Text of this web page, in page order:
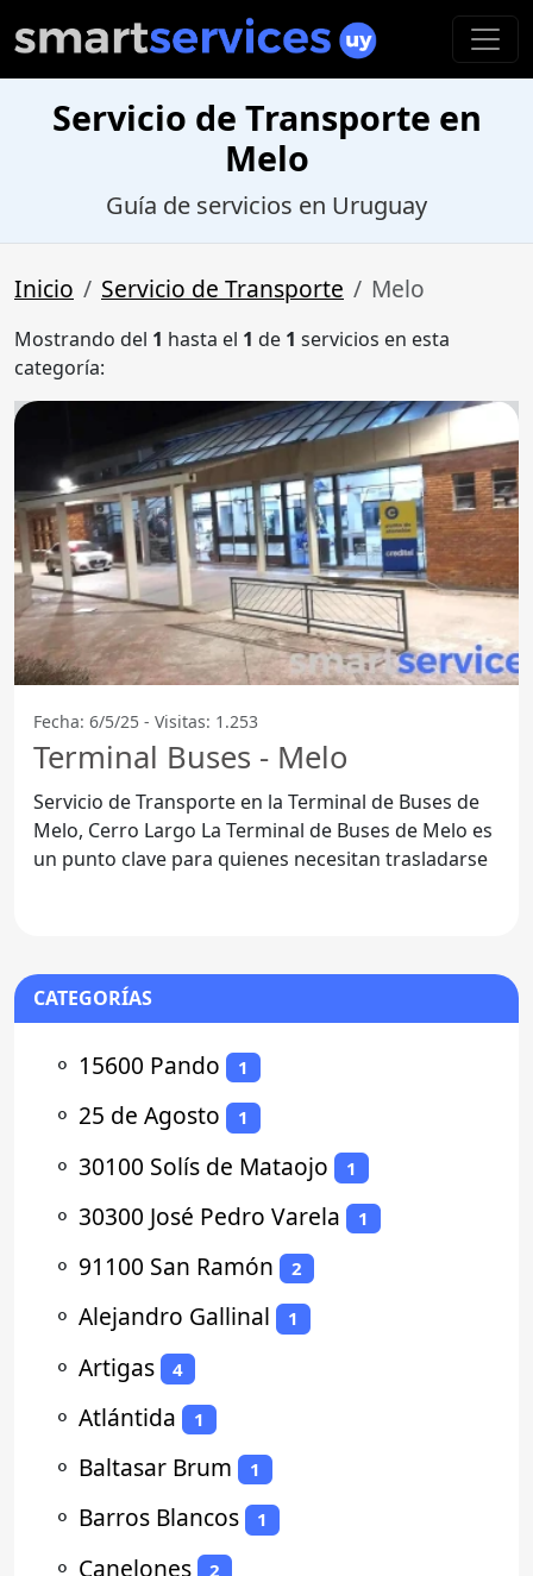
Servicio de Transporte en
Melo
Guía de servicios en Uruguay
Inicio Servicio de Transporte Melo
Mostrando del 1 hasta el 1 de 1 servicios en esta
categoría:
Fecha: 6/5/25 - Visitas: 1.253
Terminal Buses - Melo
Servicio de Transporte en la Terminal de Buses de
Melo, Cerro Largo La Terminal de Buses de Melo es
un punto clave para quienes necesitan trasladarse
CATEGORÍAS
⚬ 15600 Pando 1
⚬ 25 de Agosto 1
⚬ 30100 Solís de Mataojo 1
⚬ 30300 José Pedro Varela 1
⚬ 91100 San Ramón 2
⚬ Alejandro Gallinal 1
⚬ Artigas 4
⚬ Atlántida 1
⚬ Baltasar Brum 1
⚬ Barros Blancos 1
⚬ Canelones 2